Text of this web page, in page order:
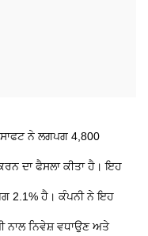
ਨੇ ਲਗਪਗ 4,800
ਦਾ ਫੈਸਲਾ ਕੀਤਾ ਹੈ। ਇਹ
2.1% ਹੈ। ਕੰਪਨੀ ਨੇ ਇਹ
ਨਾਲ ਨਿਵੇਸ਼ ਵਧਾਉਣ ਅਤੇ